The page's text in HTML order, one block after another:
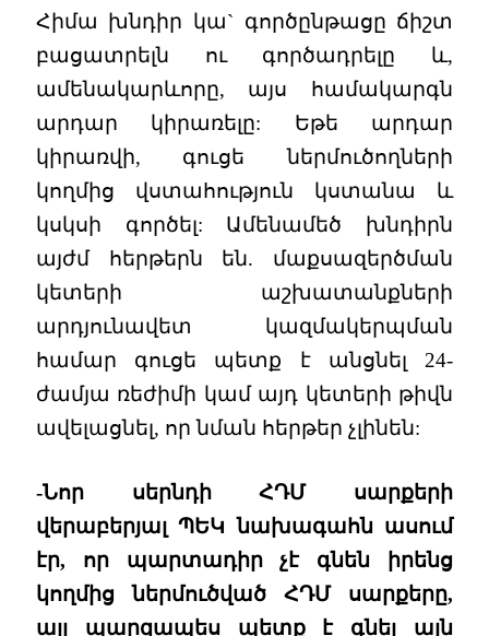
Հիմա խնդիր կա` գործընթացը ճիշտ
բացատրելն ու գործադրելը և,
ամենակարևորը, այս համակարգն
արդար կիրառելը: Եթե արդար
կիրառվի, գուցե ներմուծողների
կողմից վստահություն կստանա և
կսկսի գործել: Ամենամեծ խնդիրն
այժմ հերթերն են. մաքսազերծման
կետերի աշխատանքների
արդյունավետ կազմակերպման
համար գուցե պետք է անցնել 24-
ժամյա ռեժիմի կամ այդ կետերի թիվն
ավելացնել, որ նման հերթեր չլինեն:
-Նոր սերնդի ՀԴՄ սարքերի
վերաբերյալ ՊԵԿ նախագահն ասում
էր, որ պարտադիր չէ գնեն իրենց
կողմից ներմուծված ՀԴՄ սարքերը,
այլ պարզապես պետք է գնել այն